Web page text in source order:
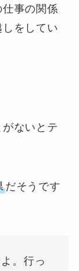
事の関係
をしてい
ないとテ
だそうです
。行っ